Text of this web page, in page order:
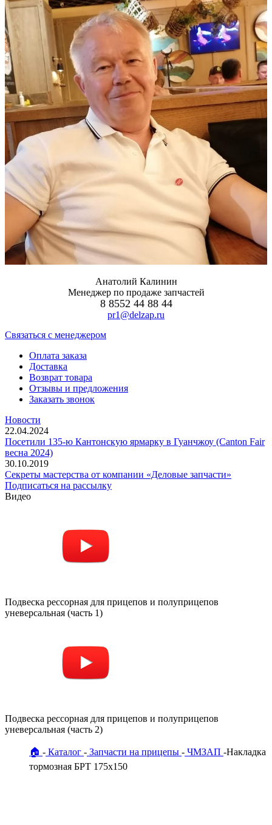
Анатолий Калинин
Менеджер по продаже запчастей
8 8552 44 88 44
pr1@delzap.ru
Cвязаться с менеджером
Оплата заказа
Доставка
Возврат товара
Отзывы и предложения
Заказать звонок
Новости
22.04.2024
Посетили 135-ю Кантонскую ярмарку в Гуанчжоу (Canton Fair
весна 2024)
30.10.2019
Секреты мастерства от компании «Деловые запчасти»
Подписаться на рассылку
Видео
Подвеска рессорная для прицепов и полуприцепов
уневерсальная (часть 1)
Подвеска рессорная для прицепов и полуприцепов
уневерсальная (часть 2)
🏠 Каталог Запчасти на прицепы ЧМЗАП Накладка
тормозная БРТ 175х150